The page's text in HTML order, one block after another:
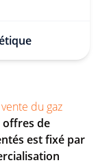
du gaz
offres de
est fixé par